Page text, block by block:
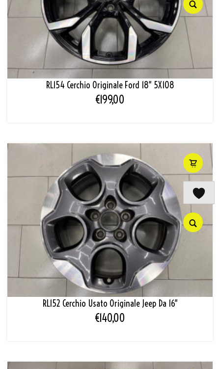
RL154 Cerchio Originale Ford 18″ 5X108
€199,00
RL152 Cerchio Usato Originale Jeep Da 16″
€140,00